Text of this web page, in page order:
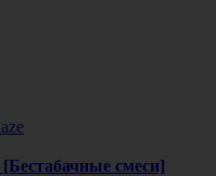
[Бестабачные смеси]